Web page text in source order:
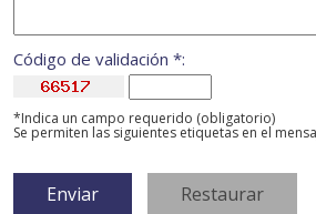
Código de validación *:
*Indica un campo requerido (obligatorio)
Se permiten las siguientes etiquetas en el